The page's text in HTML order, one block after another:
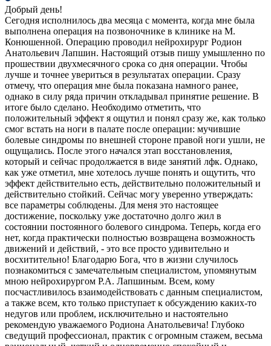
Добрый день!
Сегодня исполнилось два месяца с момента, когда мне была
выполнена операция на позвоночнике в клинике на М.
Конюшенной. Операцию проводил нейрохирург Родион
Анатольевич Лапшин. Настоящий отзыв пишу умышленно по
прошествии двухмесячного срока со дня операции. Чтобы
лучше и точнее увериться в результатах операции. Сразу
отмечу, что операция мне была показана намного ранее,
однако в силу ряда причин откладывал принятие решение. В
итоге было сделано. Необходимо отметить, что
положительный эффект я ощутил и понял сразу же, как только
смог встать на ноги в палате после операции: мучившие
болевые синдромы по внешней стороне правой ноги ушли, не
ощущались. После этого начался этап восстановления,
который и сейчас продолжается в виде занятий лфк. Однако,
как уже отметил, мне хотелось лучше понять и ощутить, что
эффект действительно есть, действительно положительный и
действительно стойкий. Сейчас могу уверенно утверждать:
все параметры соблюдены. Для меня это настоящее
достижение, поскольку уже достаточно долго жил в
состоянии постоянного болевого синдрома. Теперь, когда его
нет, когда практически полностью возвращена возможность
движений и действий, - это все просто удивительно и
восхитительно! Благодарю Бога, что в жизни случилось
познакомиться с замечательным специалистом, упомянутым
мною нейрохирургом Р.А. Лапшиным. Всем, кому
посчастливилось взаимодействовать с данным специалистом,
а также всем, кто только приступает к обсуждению каких-то
недугов или проблем, исключительно и настоятельно
рекомендую уважаемого Родиона Анатольевича! Глубоко
сведущий профессионал, практик с огромным стажем, весьма